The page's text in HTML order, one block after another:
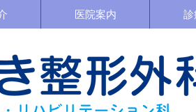
医院案内 診